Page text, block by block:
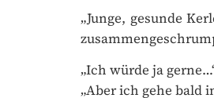
„Junge, gesunde
„Ich würde ja
„Aber ich gehe bald